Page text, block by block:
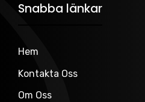
Snabba länkar
Hem
Kontakta Oss
Om Oss